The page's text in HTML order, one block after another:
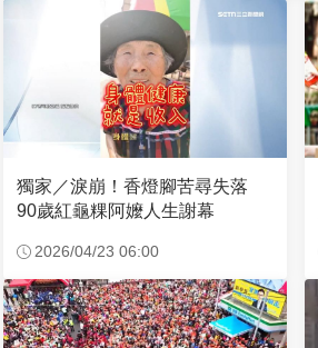
獨家／淚崩！香燈腳苦尋失落
90歲紅龜粿阿嬤人生謝幕
2026/04/23 06:00